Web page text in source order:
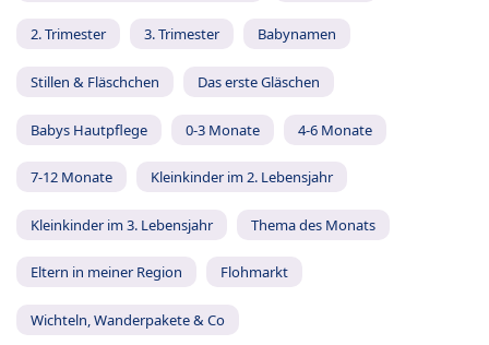
2. Trimester 3. Trimester Babynamen
Stillen & Fläschchen Das erste Gläschen
Babys Hautpflege 0-3 Monate 4-6 Monate
7-12 Monate Kleinkinder im 2. Lebensjahr
Kleinkinder im 3. Lebensjahr Thema des Monats
Eltern in meiner Region Flohmarkt
Wichteln, Wanderpakete & Co